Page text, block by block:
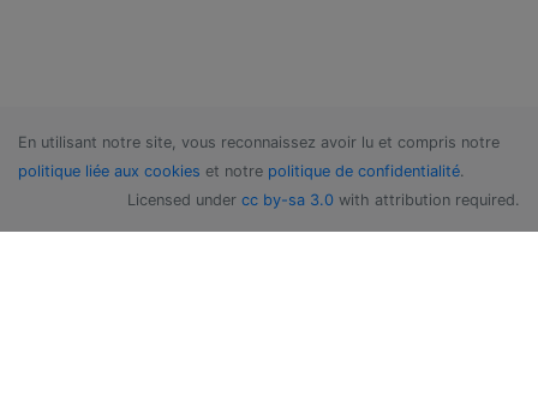
En utilisant notre site, vous reconnaissez avoir lu et compris notre
politique liée aux cookies et notre politique de confidentialité.
Licensed under cc by-sa 3.0 with attribution required.